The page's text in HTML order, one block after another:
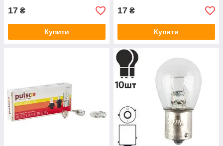
17 ₴
Купити
17 ₴
Купити